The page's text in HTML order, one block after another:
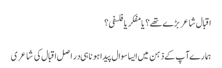
اقبال شاعر بڑے تھے ؟ یا مفکر یا فلسفی ؟
ہمارے آپ کے ذہن میں ایسا سوال پیدا ہونا ہی در اصل اقبال کی شاعری